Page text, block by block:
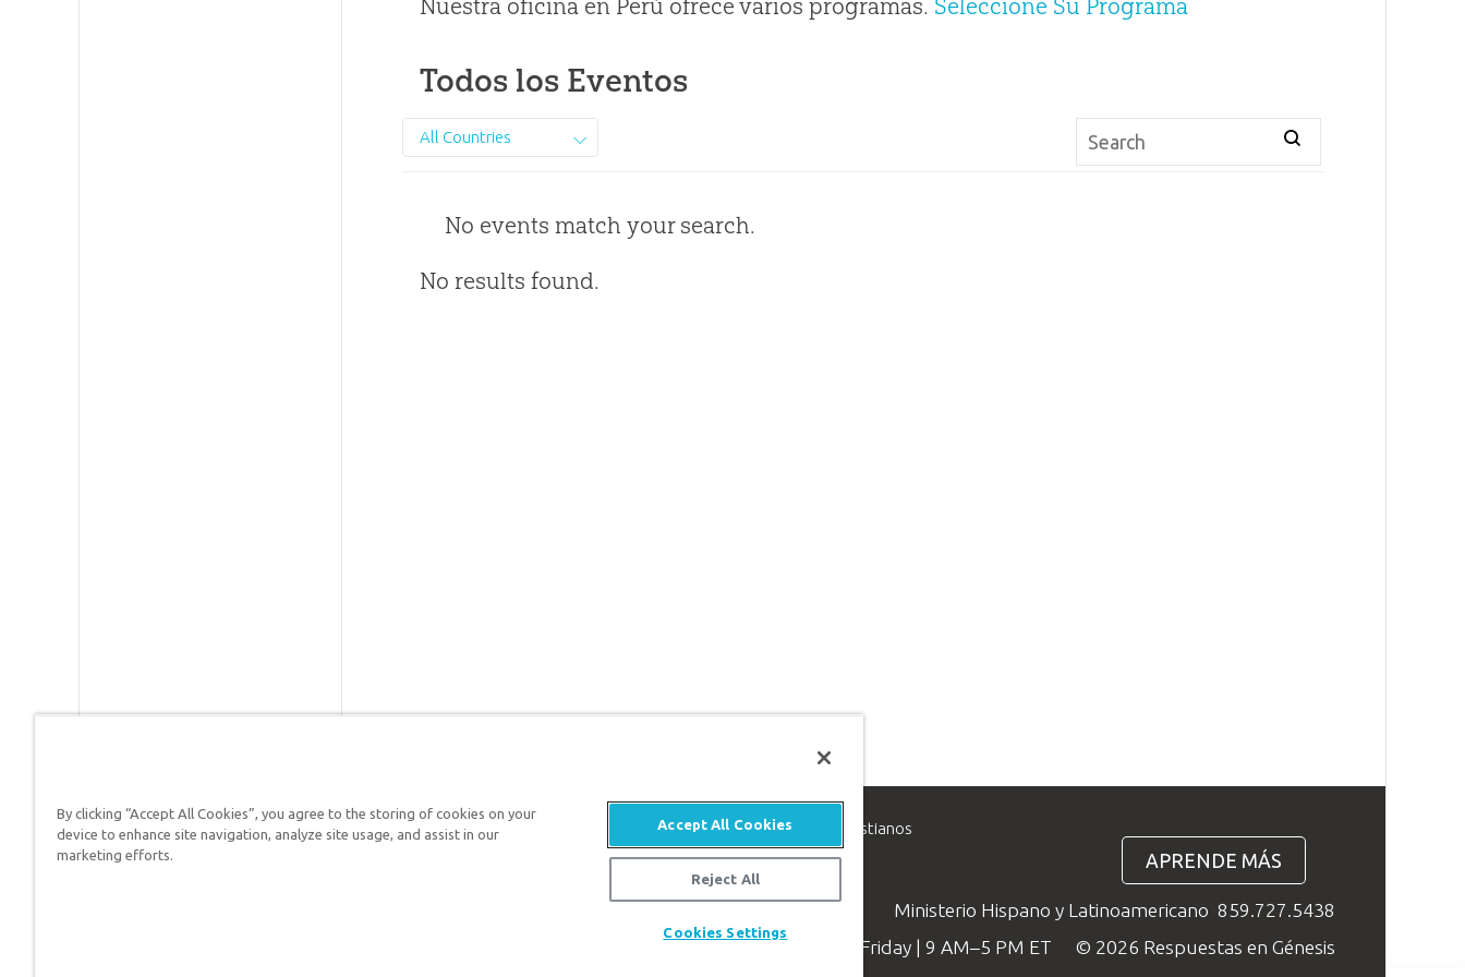
Nuestra oficina en Perú ofrece varios programas. Seleccione Su Programa
Todos los Eventos
All Countries
No events match your search.
No results found.
Respuestas en Génesis es un ministerio de apologética, dedicado a ayudar a los cristianos
defender su fe y proclamar el evangelio de Jesucristo.
APRENDE MÁS
Ministerio Hispano y Latinoamericano 859.727.5438
Available Monday–Friday | 9 AM–5 PM ET
© 2026 Respuestas en Génesis
By clicking “Accept All Cookies”, you agree to the storing of cookies on your
device to enhance site navigation, analyze site usage, and assist in our
marketing efforts.
Accept All Cookies
Reject All
Cookies Settings